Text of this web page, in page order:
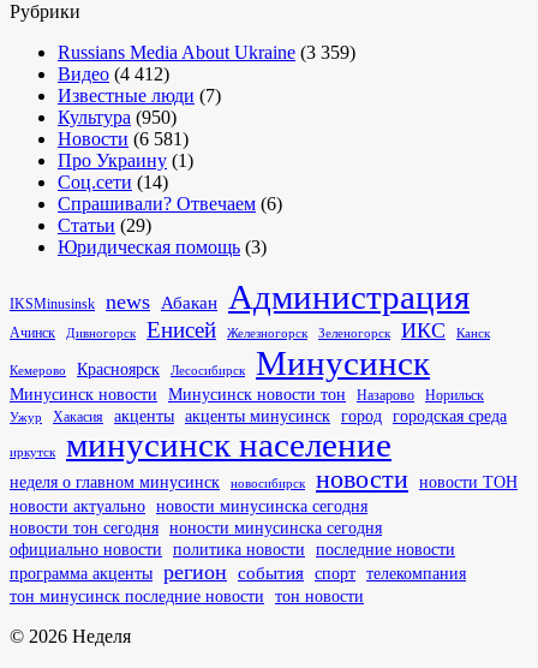
Рубрики
Russians Media About Ukraine (3 359)
Видео (4 412)
Известные люди (7)
Культура (950)
Новости (6 581)
Про Украину (1)
Соц.сети (14)
Спрашивали? Отвечаем (6)
Статьи (29)
Юридическая помощь (3)
IKSMinusinsk news Абакан Администрация
Ачинск Дивногорск Енисей Железногорск Зеленогорск ИКС Канск
Кемерово Красноярск Лесосибирск Минусинск
Минусинск новости Минусинск новости тон Назарово Норильск
Ужур Хакасия акценты акценты минусинск город городская среда
иркутск минусинск население
неделя о главном минусинск новосибирск новости новости ТОН
новости актуально новости минусинска сегодня
новости тон сегодня ноности минусинска сегодня
официально новости
политика новости последние новости
программа акценты регион события спорт телекомпания
тон минусинск последние новости
тон новости
© 2026 Неделя